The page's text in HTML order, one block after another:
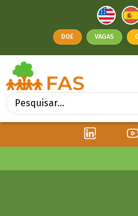
DOE VAGAS